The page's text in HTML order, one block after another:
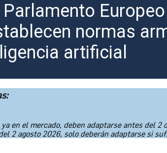
normas
artificial
en el mercado, deben adaptarse antes del 2
2 agosto 2026, solo deberán adaptarse si